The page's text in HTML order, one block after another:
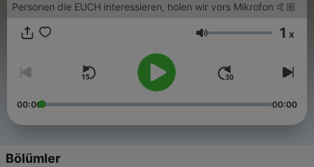
Personen die EUCH interessieren, holen wir vors Mikrofon 🤙🏼
Ses 1 x
00:00 00:00
Bölümler